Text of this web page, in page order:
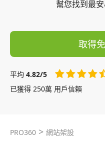
幫您找到最
取得
平均 4.82/5
已獲得 250萬 用戶信賴
PRO360 > 網站架設